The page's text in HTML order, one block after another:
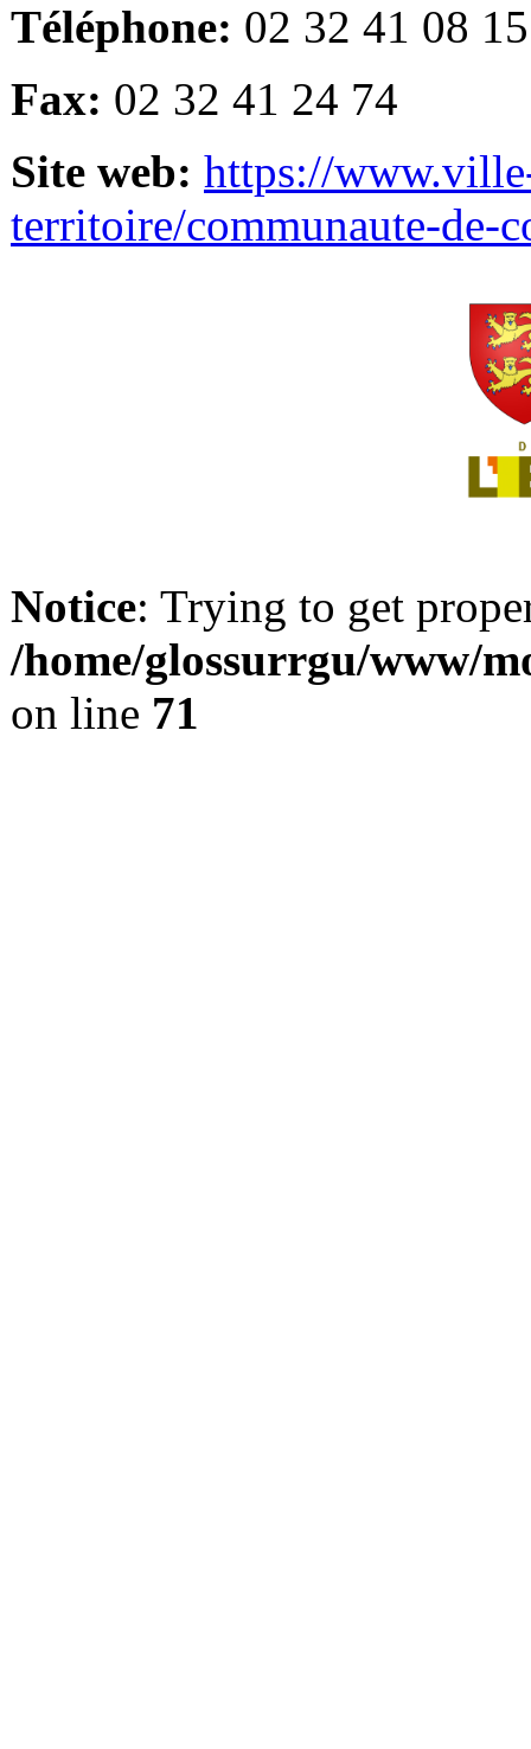
Téléphone: 02 32 41 08 15
Fax: 02 32 41 24 74
Site web: https://
territoire/communaute-de-
Notice: Trying to get
/home/glossurrgu/www/
on line 71